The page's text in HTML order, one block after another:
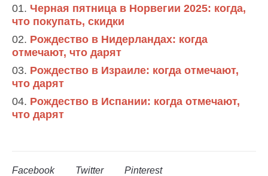
Черная пятница в Норвегии 2025: когда,
что покупать, скидки
Рождество в Нидерландах: когда
отмечают, что дарят
Рождество в Израиле: когда отмечают,
что дарят
Рождество в Испании: когда отмечают,
что дарят
Facebook Twitter Pinterest